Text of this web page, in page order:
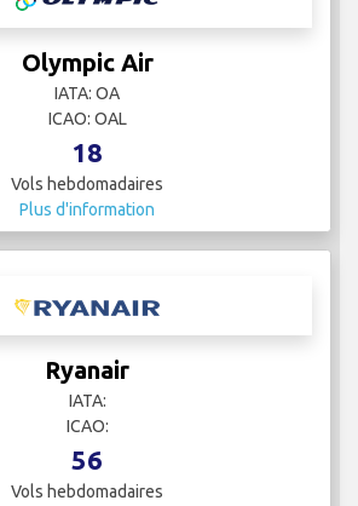
Olympic Air
IATA: OA
ICAO: OAL
18
Vols hebdomadaires
Plus d'information
Ryanair
IATA:
ICAO:
56
Vols hebdomadaires